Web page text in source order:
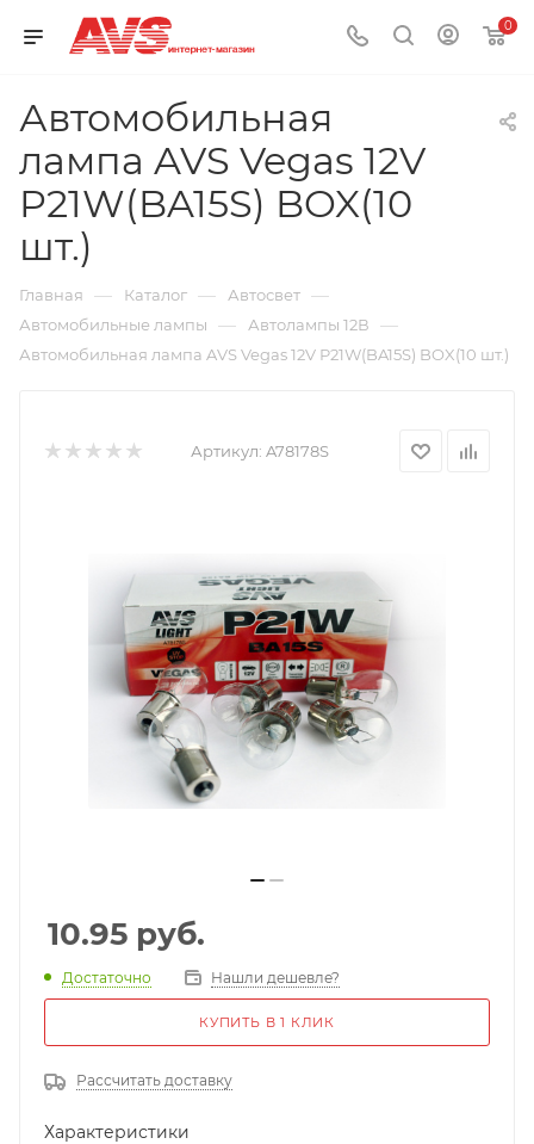
0
Автомобильная
лампа AVS Vegas 12V
P21W(BA15S) BOX(10
шт.)
Главная — Каталог — Автосвет —
Автомобильные лампы — Автолампы 12В —
Автомобильная лампа AVS Vegas 12V P21W(BA15S) BOX(10 шт.)
Артикул: A78178S
10.95 руб.
Достаточно Нашли дешевле?
КУПИТЬ В 1 КЛИК
Рассчитать доставку
Характеристики